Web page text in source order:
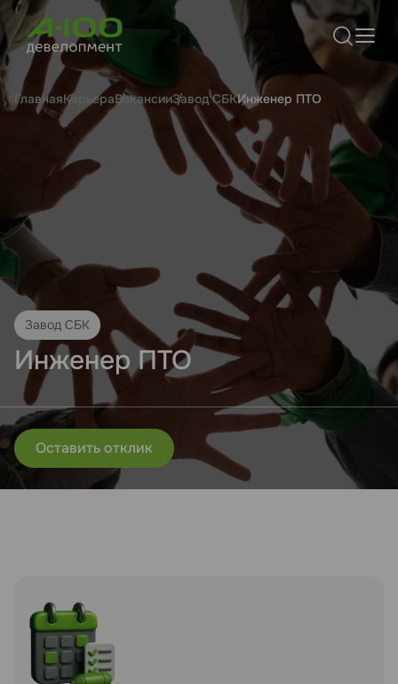
ГлавнаяКарьераВакансииЗавод СБКИнженер ПТО
Завод СБК
Инженер ПТО
Оставить отклик